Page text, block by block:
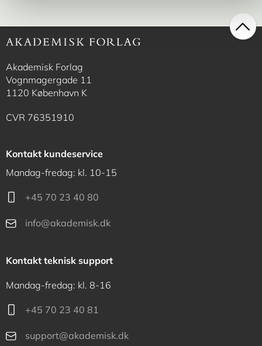
Akademisk Forlag
Vognmagergade 11
1120 København K
CVR 76351910
Kontakt kundeservice
Mandag-fredag: kl. 10-15
+45 70 23 40 80
info@akademisk.dk
Kontakt teknisk support
Mandag-fredag: kl. 8-16
+45 70 23 40 81
support@akademisk.dk